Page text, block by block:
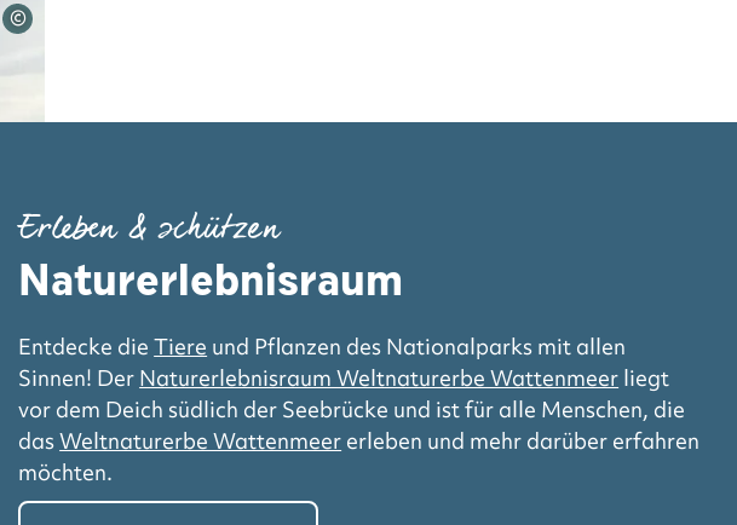
©
Erleben & schützen
Naturerlebnisraum
Entdecke dieTiere und Pflanzen des Nationalparks mit allen
Sinnen! Der Naturerlebnisraum Weltnaturerbe Wattenmeer liegt
vor dem Deich südlich der Seebrücke und ist für alle Menschen, die
dasWeltnaturerbe Wattenmeer erleben und mehr darüber erfahren
möchten.